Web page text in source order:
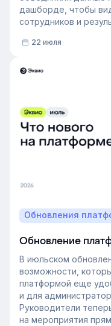
дашборде, чтобы
сотрудников и
22 июля
Обновления
Обновление
В июльском
возможности,
платформой еще
и для
Руководители
на мероприятия